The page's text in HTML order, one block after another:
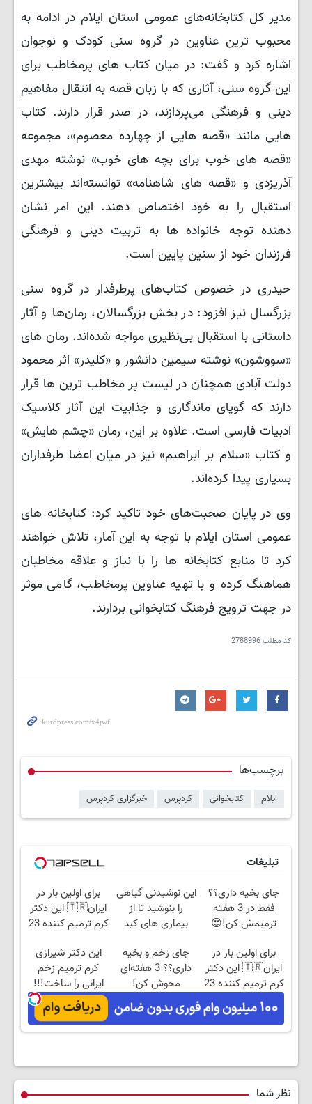
​مدیر کل کتابخانه‌های عمومی استان ایلام در ادامه به
محبوب‌ ترین عناوین در گروه سنی کودک و نوجوان
اشاره کرد و گفت: در میان کتاب‌ های پرمخاطب برای
این گروه سنی، آثاری که با زبان قصه به انتقال مفاهیم
دینی و فرهنگی می‌پردازند، در صدر قرار دارند. کتاب‌
هایی مانند «قصه‌ هایی از چهارده معصوم»، مجموعه
«قصه‌ های خوب برای بچه‌ های خوب» نوشته مهدی
آذریزدی و «قصه‌ های شاهنامه» توانسته‌اند بیشترین
استقبال را به خود اختصاص دهند. این امر نشان‌
دهنده توجه خانواده‌ ها به تربیت دینی و فرهنگی
فرزندان خود از سنین پایین است.
​حیدری در خصوص کتاب‌های پرطرفدار در گروه سنی
بزرگسال نیز افزود: در بخش بزرگسالان، رمان‌ها و آثار
داستانی با استقبال بی‌نظیری مواجه شده‌اند. رمان‌ های
«سووشون» نوشته سیمین دانشور و «کلیدر» اثر محمود
دولت‌ آبادی همچنان در لیست پر مخاطب‌ ترین‌ ها قرار
دارند که گویای ماندگاری و جذابیت این آثار کلاسیک
ادبیات فارسی است. علاوه بر این، رمان «چشم‌ هایش»
و کتاب «سلام بر ابراهیم» نیز در میان اعضا طرفداران
بسیاری پیدا کرده‌اند.
​وی در پایان صحبت‌های خود تاکید کرد: کتابخانه‌ های
عمومی استان ایلام با توجه به این آمار، تلاش خواهند
کرد تا منابع کتابخانه‌ ها را با نیاز و علاقه مخاطبان
هماهنگ کرده و با تهیه عناوین پرمخاطب، گامی موثر
در جهت ترویج فرهنگ کتابخوانی بردارند.
کد مطلب2788996
برچسب‌ها
ایلام کتابخوانی کردپرس خبرگزاری کردپرس
تبلیغات
جای بخیه داری؟؟
فقط در 3 هفته
ترمیمش کن!😍
این نوشیدنی گیاهی
را بنوشید تا از
بیماری های کبد
برای اولین بار در
ایران🇮🇷 این دکتر
کرم ترمیم کننده 23
برای اولین بار در
ایران🇮🇷 این دکتر
کرم ترمیم کننده 23
روزه ساخت!
جای زخم و بخیه
داری؟؟ 3 هفته‌ای
محوش کن!
این دکتر شیرازی
کرم ترمیم زخم
ایرانی را ساخت!!!
نظر شما